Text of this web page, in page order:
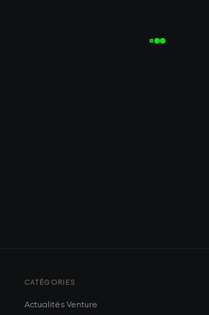
CATÉGORIES
Actualités Venture